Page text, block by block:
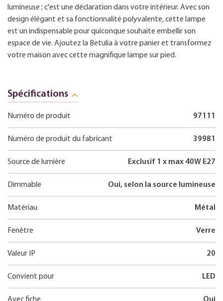
lumineuse ; c'est une déclaration dans votre intérieur. Avec son
design élégant et sa fonctionnalité polyvalente, cette lampe
est un indispensable pour quiconque souhaite embellir son
espace de vie. Ajoutez la Betulia à votre panier et transformez
votre maison avec cette magnifique lampe sur pied.
Spécifications
Numéro de produit 97111
Numéro de produit du fabricant 39981
Source de lumière Exclusif 1 x max 40W E27
Dimmable Oui, selon la source lumineuse
Matériau Métal
Fenêtre Verre
Valeur IP 20
Convient pour LED
Avec fiche Oui